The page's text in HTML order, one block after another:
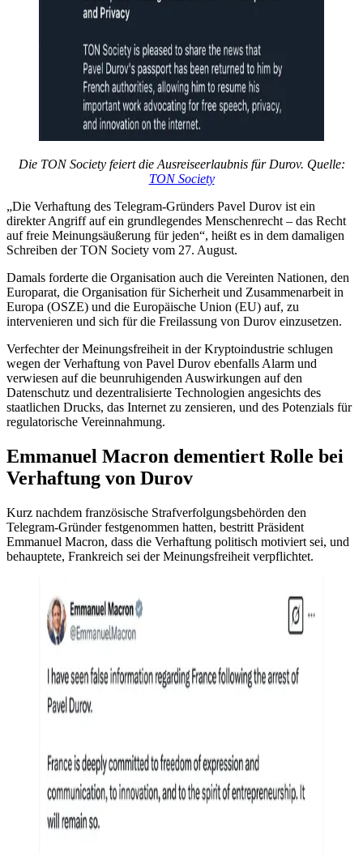
Die TON Society feiert die Ausreiseerlaubnis für Durov. Quelle:
TON Society
„Die Verhaftung des Telegram-Gründers Pavel Durov ist ein
direkter Angriff auf ein grundlegendes Menschenrecht – das Recht
auf freie Meinungsäußerung für jeden“, heißt es in dem damaligen
Schreiben der TON Society vom 27. August.
Damals forderte die Organisation auch die Vereinten Nationen, den
Europarat, die Organisation für Sicherheit und Zusammenarbeit in
Europa (OSZE) und die Europäische Union (EU) auf, zu
intervenieren und sich für die Freilassung von Durov einzusetzen.
Verfechter der Meinungsfreiheit in der Kryptoindustrie schlugen
wegen der Verhaftung von Pavel Durov ebenfalls Alarm und
verwiesen auf die beunruhigenden Auswirkungen auf den
Datenschutz und dezentralisierte Technologien angesichts des
staatlichen Drucks, das Internet zu zensieren, und des Potenzials für
regulatorische Vereinnahmung.
Emmanuel Macron dementiert Rolle bei
Verhaftung von Durov
Kurz nachdem französische Strafverfolgungsbehörden den
Telegram-Gründer festgenommen hatten, bestritt Präsident
Emmanuel Macron, dass die Verhaftung politisch motiviert sei, und
behauptete, Frankreich sei der Meinungsfreiheit verpflichtet.